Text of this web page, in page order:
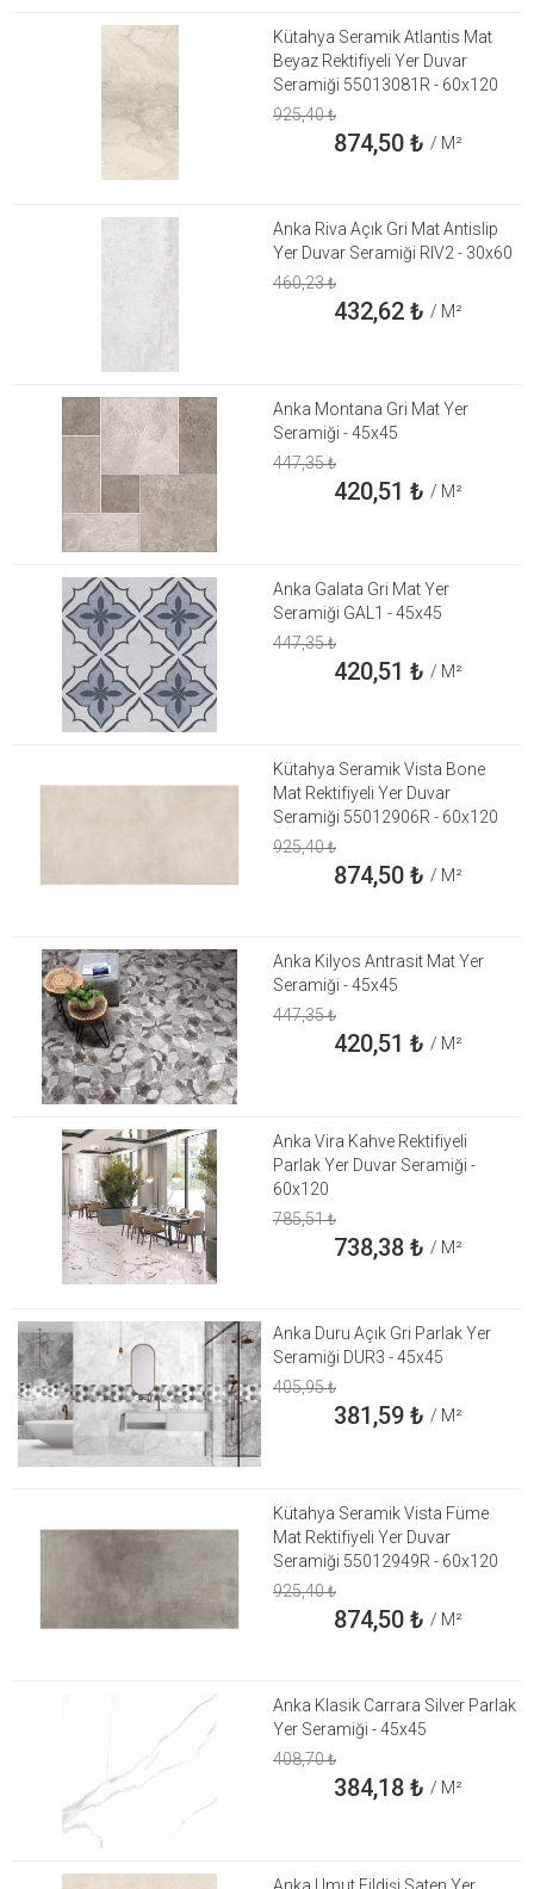
Kütahya Seramik Atlantis Mat
Beyaz Rektifiyeli Yer Duvar
Seramiği 55013081R - 60x120
925,40₺
874,50₺ / M²
Anka Riva Açık Gri Mat Antislip
Yer Duvar Seramiği RIV2 - 30x60
460,23₺
432,62₺ / M²
Anka Montana Gri Mat Yer
Seramiği - 45x45
447,35₺
420,51 ₺ / M²
Anka Galata Gri Mat Yer
Seramiği GAL1 - 45x45
447,35₺
420,51 ₺ / M²
Kütahya Seramik Vista Bone
Mat Rektifiyeli Yer Duvar
Seramiği 55012906R - 60x120
925,40₺
874,50₺ / M²
Anka Kilyos Antrasit Mat Yer
Seramiği - 45x45
447,35₺
420,51 ₺ / M²
Anka Vira Kahve Rektifiyeli
Parlak Yer Duvar Seramiği -
60x120
785,51₺
738,38₺ / M²
Anka Duru Açık Gri Parlak Yer
Seramiği DUR3 - 45x45
405,95₺
381,59₺ / M²
Kütahya Seramik Vista Füme
Mat Rektifiyeli Yer Duvar
Seramiği 55012949R - 60x120
925,40₺
874,50₺ / M²
Anka Klasik Carrara Silver Parlak
Yer Seramiği - 45x45
408,70₺
384,18₺ / M²